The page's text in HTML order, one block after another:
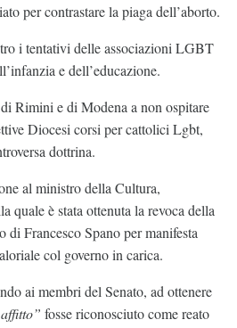
per contrastare la piaga dell’aborto.
i tentativi delle associazioni LGBT
e dell’educazione.
Rimini e di Modena a non ospitare
Diocesi corsi per cattolici Lgbt,
dottrina.
al ministro della Cultura,
quale è stata ottenuta la revoca della
di Francesco Spano per manifesta
col governo in carica.
ai membri del Senato, ad ottenere
fosse riconosciuto come reato